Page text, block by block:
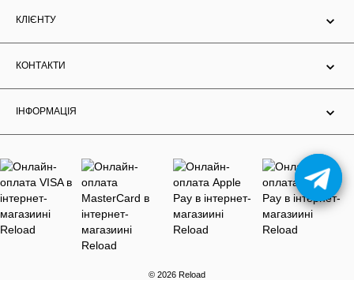
КЛІЄНТУ
КОНТАКТИ
ІНФОРМАЦІЯ
© 2026 Reload